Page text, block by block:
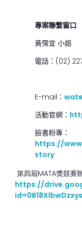
專案聯繫窗口
黃霈宜 小姐
電話： (02)
E-mail ：
活動官網：
臉書粉專：
https://
story
第四屆MATA獎競賽
https://